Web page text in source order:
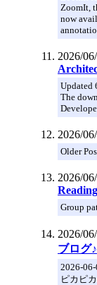
ZoomIt,
now
2026/
Updated
The
2026/
Older
2026/
Group
2026/
ブログ♪
2026-06-
ピカピ